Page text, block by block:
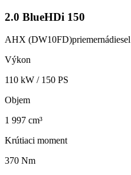
2.0 BlueHDi 150
AHX (DW10FD)priemernádiesel
Výkon
110 kW / 150 PS
Objem
1 997 cm³
Krútiaci moment
370 Nm